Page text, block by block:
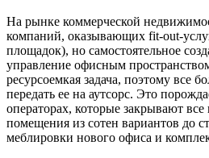
На рынке коммерческой
компаний, оказывающих fit-out-
площадок), но самостоятельное
управление офисным
ресурсоемкая задача, поэтому все
передать ее на аутсорс. Это
операторах, которые закрывают
помещения из сотен вариантов до
меблировки нового офиса и